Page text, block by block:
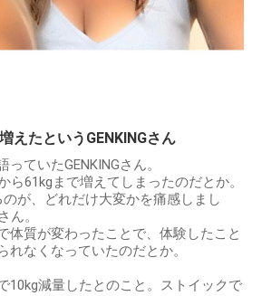
えたというGENKINGさん
ていたGENKINGさん。
ら61kgまで増えてしまったのだとか。
のが、どれだけ大変かを痛感しまし
ん。
体質が変わったことで、体験したこと
れなくなっていたのだとか。
10kg減量したとのこと。ストイックで